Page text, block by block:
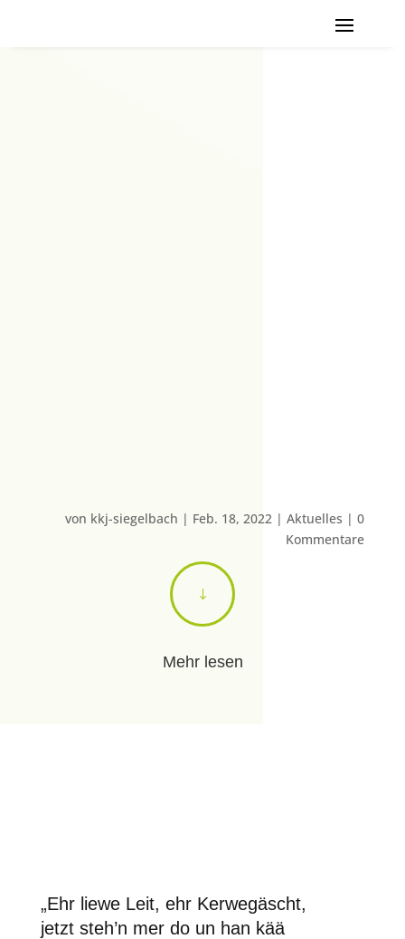
von kkj-siegelbach | Feb. 18, 2022 |Aktuelles |0
Kommentare
"
Mehr lesen
„Ehr liewe Leit, ehr Kerwegäscht,
jetzt steh’n mer do un han kää